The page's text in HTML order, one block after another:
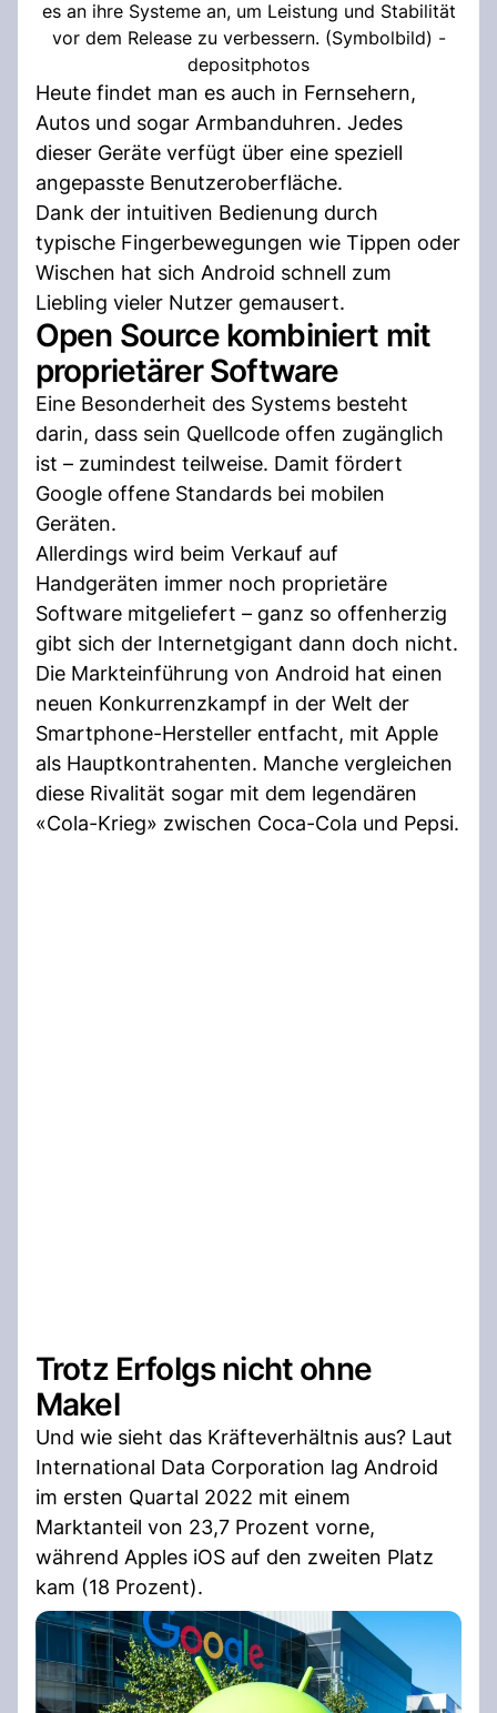
es an ihre Systeme an, um Leistung und Stabilität
vor dem Release zu verbessern. (Symbolbild) -
depositphotos
Heute findet man es auch in Fernsehern,
Autos und sogar Armbanduhren. Jedes
dieser Geräte verfügt über eine speziell
angepasste Benutzeroberfläche.
Dank der intuitiven Bedienung durch
typische Fingerbewegungen wie Tippen oder
Wischen hat sich Android schnell zum
Liebling vieler Nutzer gemausert.
Open Source kombiniert mit
proprietärer Software
Eine Besonderheit des Systems besteht
darin, dass sein Quellcode offen zugänglich
ist – zumindest teilweise. Damit fördert
Google offene Standards bei mobilen
Geräten.
Allerdings wird beim Verkauf auf
Handgeräten immer noch proprietäre
Software mitgeliefert – ganz so offenherzig
gibt sich der Internetgigant dann doch nicht.
Die Markteinführung von Android hat einen
neuen Konkurrenzkampf in der Welt der
Smartphone-Hersteller entfacht, mit Apple
als Hauptkontrahenten. Manche vergleichen
diese Rivalität sogar mit dem legendären
«Cola-Krieg» zwischen Coca-Cola und Pepsi.
Trotz Erfolgs nicht ohne
Makel
Und wie sieht das Kräfteverhältnis aus? Laut
International Data Corporation lag Android
im ersten Quartal 2022 mit einem
Marktanteil von 23,7 Prozent vorne,
während Apples iOS auf den zweiten Platz
kam (18 Prozent).